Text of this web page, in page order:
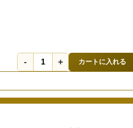
- + カートに入れる